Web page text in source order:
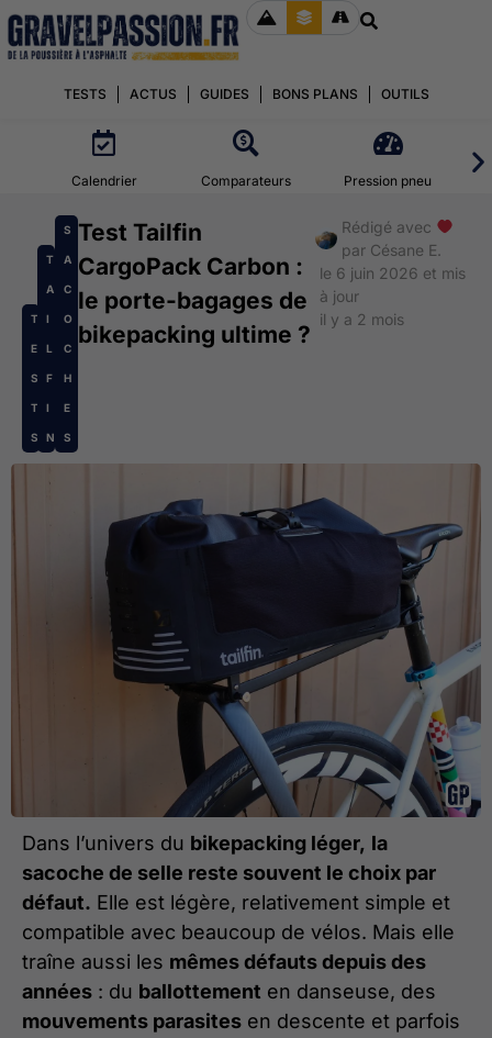
TESTS ACTUS GUIDES BONS PLANS OUTILS
Calendrier Comparateurs Pression pneu
T
E
S
T
S
T
A
I
L
F
I
N
S
A
C
O
C
H
E
S
Test Tailfin
CargoPack Carbon :
le porte-bagages de
bikepacking ultime ?
Rédigé avec
par Césane E.
le 6 juin 2026 et mis
à jour
il y a 2 mois
Dans l’univers du bikepacking léger, la
sacoche de selle reste souvent le choix par
défaut. Elle est légère, relativement simple et
compatible avec beaucoup de vélos. Mais elle
traîne aussi les mêmes défauts depuis des
années : du ballottement en danseuse, des
mouvements parasites en descente et parfois